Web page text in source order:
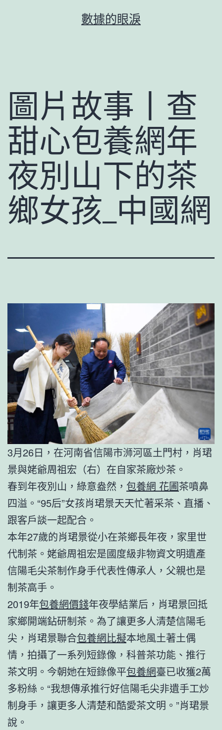
數據的眼淚
圖片故事丨查
甜心包養網年
夜別山下的茶
鄉女孩_中國網
3月26日，在河南省信陽市浉河區土門村，肖珺
景與姥爺周祖宏（右）在自家茶廠炒茶。
春到年夜別山，綠意盎然， 包養網 花圃茶噴鼻
四溢。“95后”女孩肖珺景天天忙著采茶、直播、
跟客戶談一起配合。
本年27歲的肖珺景從小在茶鄉長年夜，家里世
代制茶。姥爺周祖宏是國度級非物資文明遺產
信陽毛尖茶制作身手代表性傳承人，父親也是
制茶高手。
2019年包養網價錢年夜學結業后，肖珺景回抵
家鄉開端鉆研制茶。為了讓更多人清楚信陽毛
尖，肖珺景聯合包養網比擬本地風土著土偶
情，拍攝了一系列短錄像，科普茶功能、推行
茶文明。今朝她在短錄像平包養網臺已收獲2萬
多粉絲。“我想傳承推行好信陽毛尖非遺手工炒
制身手，讓更多人清楚和酷愛茶文明。”肖珺景
說。